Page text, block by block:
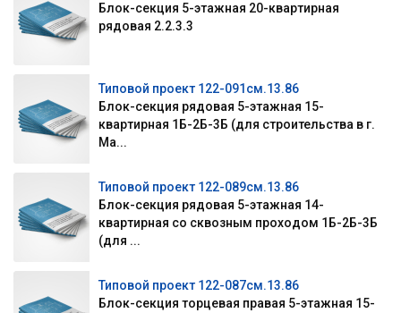
Блок-секция 5-этажная 20-квартирная
рядовая 2.2.3.3
Типовой проект 122-091см.13.86
Блок-секция рядовая 5-этажная 15-
квартирная 1Б-2Б-3Б (для строительства в г.
Ма...
Типовой проект 122-089см.13.86
Блок-секция рядовая 5-этажная 14-
квартирная со сквозным проходом 1Б-2Б-3Б
(для ...
Типовой проект 122-087см.13.86
Блок-секция торцевая правая 5-этажная 15-